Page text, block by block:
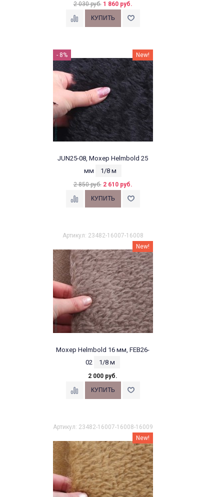
2 030 руб. 1 860 руб.
- 8% New!
JUN25-08, Мохер Helmbold 25
мм
1/8 м
2 850 руб. 2 610 руб.
Артикул: 23482-16007-16008
New!
Мохер Helmbold 16 мм, FEB26-
02
1/8 м
2 000 руб.
Артикул: 23482-16007-16008-16009
New!